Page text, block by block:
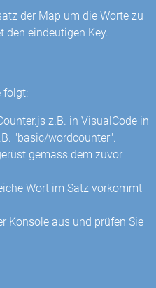
der Map um die Worte zu
den eindeutigen Key.
folgt:
z.B. in VisualCode in
"basic/wordcounter".
gemäss dem zuvor
Wort im Satz vorkommt
Konsole aus und prüfen Sie